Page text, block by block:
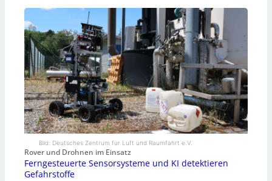
Bild: Deutsches Zentrum für Luft und Raumfahrt e.V.
Rover und Drohnen im Einsatz
Ferngesteuerte Sensorsysteme und KI detektieren
Gefahrstoffe